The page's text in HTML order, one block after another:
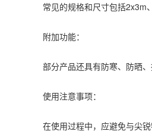
常见的规格和尺寸包括2x3m
附加功能：
部分产品还具有防寒、防晒
使用注意事项：
在使用过程中，应避免与尖